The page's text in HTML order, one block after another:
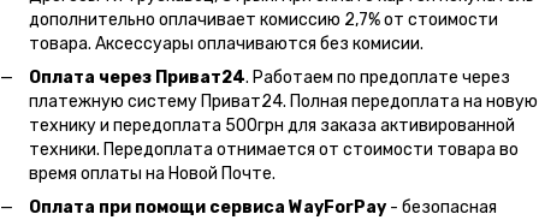
дополнительно оплачивает комиссию 2,7% от стоимости
товара. Аксессуары оплачиваются без комисии.
Оплата через Приват24. Работаем по предоплате через
платежную систему Приват24. Полная передоплата на новую
технику и передоплата 500грн для заказа активированной
техники. Передоплата отнимается от стоимости товара во
время оплаты на Новой Почте.
Оплата при помощи сервиса WayForPay - безопасная